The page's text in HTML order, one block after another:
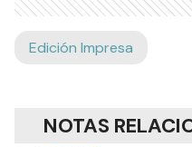
Edición Impresa
NOTAS